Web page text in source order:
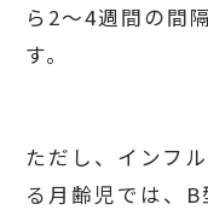
ら2～4週間の間
す。
ただし、インフ
る月齢児では、